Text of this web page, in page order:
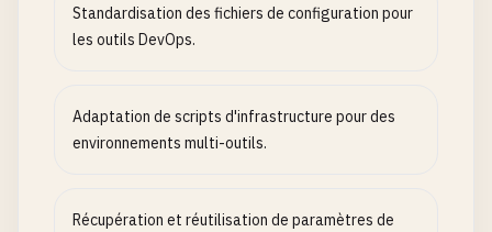
Standardisation des fichiers de configuration pour
les outils DevOps.
Adaptation de scripts d'infrastructure pour des
environnements multi-outils.
Récupération et réutilisation de paramètres de